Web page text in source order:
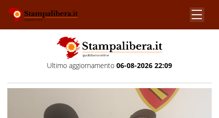
Ultimo aggiornamento 06-08-2026 22:09